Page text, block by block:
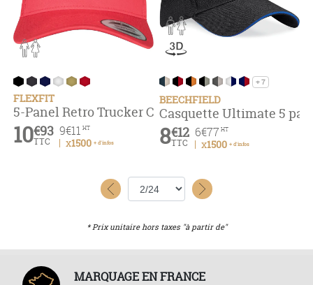
FLEXFIT
5-Panel Retro Trucker Cap
9€11 HT
x1500 + d'infos
10€93
TTC
+ 7
BEECHFIELD
Casquette Ultimate 5
6€77 HT
x1500 + d'infos
8€12
TTC
* Prix unitaire hors taxes "à partir de"
MARQUAGE EN FRANCE